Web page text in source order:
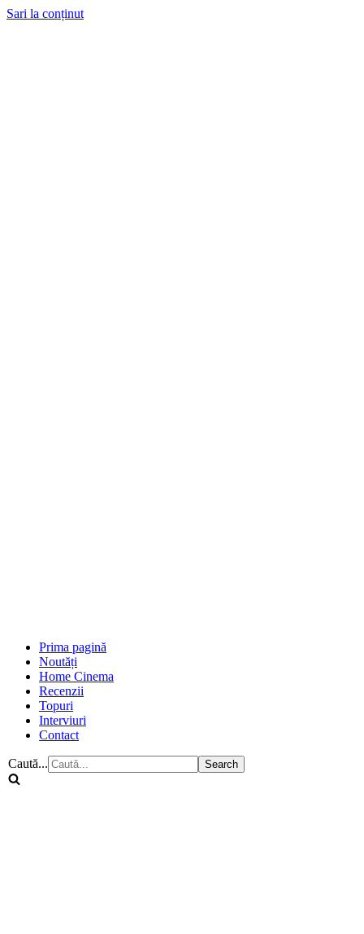
Sari la conținut
Prima pagină
Noutăți
Home Cinema
Recenzii
Topuri
Interviuri
Contact
Caută...